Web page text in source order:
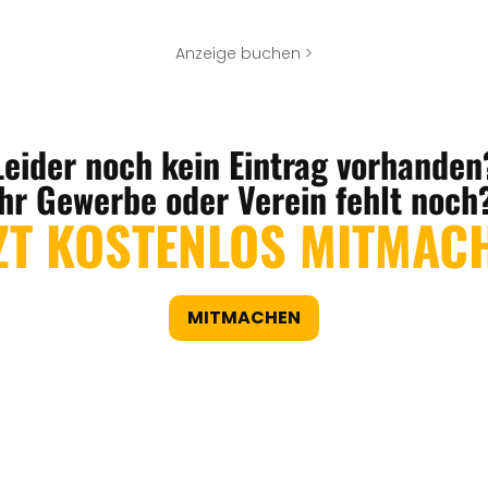
Anzeige buchen >
noch kein Eintrag
Gewerbe oder Verein fehlt
KOSTENLOS
MITMACHEN